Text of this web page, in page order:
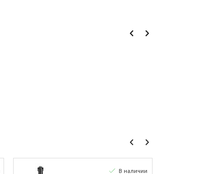
В наличии